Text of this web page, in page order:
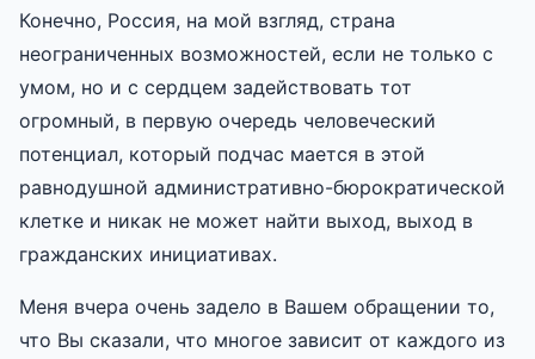
Конечно, Россия, на мой взгляд, страна
неограниченных возможностей, если не только с
умом, но и с сердцем задействовать тот
огромный, в первую очередь человеческий
потенциал, который подчас мается в этой
равнодушной административно-бюрократической
клетке и никак не может найти выход, выход в
гражданских инициативах.
Меня вчера очень задело в Вашем обращении то,
что Вы сказали, что многое зависит от каждого из